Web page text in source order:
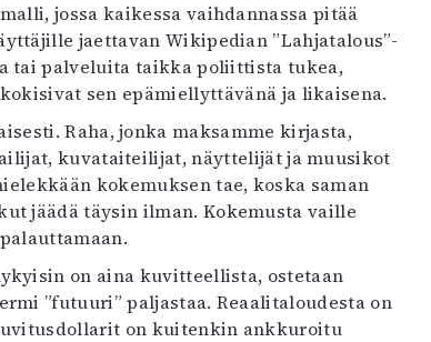
jossa kaikessa vaihdannassa pitää
jaettavan Wikipedian ”Lahjatalous”-
tai palveluita taikka poliittista tukea,
sen epämiellyttävänä ja likaisena.
Raha, jonka maksamme kirjasta,
kuvataiteilijat, näyttelijät ja muusikot
kokemuksen tae, koska saman
jäädä täysin ilman. Kokemusta vaille
on aina kuvitteellista, ostetaan
”futuuri” paljastaa. Reaalitaloudesta on
on kuitenkin ankkuroitu